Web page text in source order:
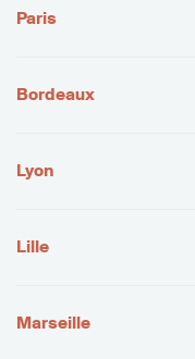
Paris
Bordeaux
Lyon
Lille
Marseille